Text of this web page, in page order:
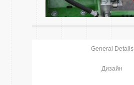
General Details
Дизайн